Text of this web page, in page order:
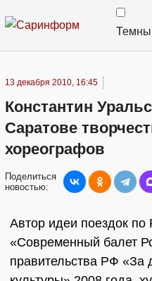
13 декабря 2010, 16:45
Константин
Саратове
хореографов
Поделиться
новостью:
Автор идеи поездок по
«Современный балет
правительства РФ «За